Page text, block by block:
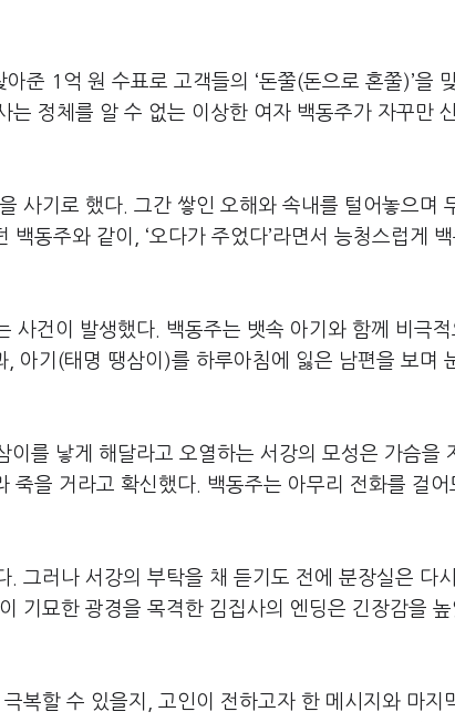
아준 1 억 원 수표로 고객들의 ‘돈쭐(돈으로 혼쭐)’을
는 정체를 알 수 없는 이상한 여자 백동주가 자꾸만
사기로 했다 그간 쌓인 오해와 속내를 털어놓으며
백동주와 같이 , ‘오다가 주었다’라면서 능청스럽게
사건이 발생했다
백동주는 뱃속 아기와 함께 비극적
아기 (태명 땡삼이 )를 하루아침에 잃은 남편을 보며
이를 낳게 해달라고 오열하는 서강의 모성은 가슴을
죽을 거라고 확신했다
백동주는 아무리 전화를 걸어
그러나 서강의 부탁을 채 듣기도 전에 분장실은 다
기묘한 광경을 목격한 김집사의 엔딩은 긴장감을 높
복할 수 있을지
고인이 전하고자 한 메시지와 마지